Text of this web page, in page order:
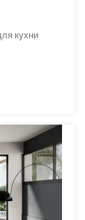
кухни